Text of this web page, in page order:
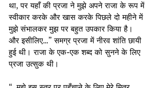
था, पर यहाँ की प्रजा ने मुझे अपने राजा के रूप में
स्वीकार करके और खास करके पिछले दो महीने में
मुझे संभालकर मुझ पर बहुत उपकार किया है।
और इसीलिए…” समग्र प्रजा में नीरव शांति छायी
हुई थी। राजा के एक-एक शब्द को सुनने के लिए
प्रजा उत्सुक थी।